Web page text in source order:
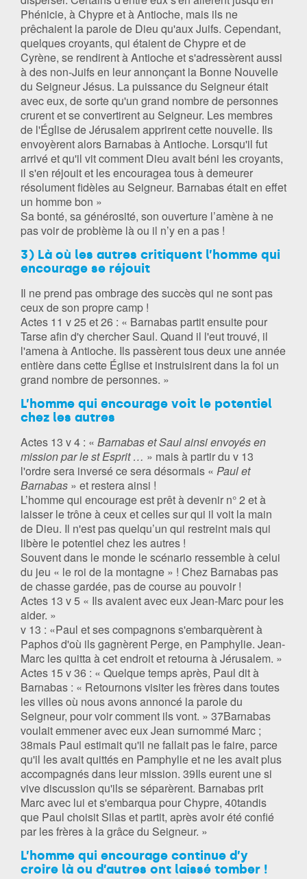
Phénicie, à Chypre et à Antioche, mais ils ne
prêchaient la parole de Dieu qu'aux Juifs. Cependant,
quelques croyants, qui étaient de Chypre et de
Cyrène, se rendirent à Antioche et s'adressèrent aussi
à des non-Juifs en leur annonçant la Bonne Nouvelle
du Seigneur Jésus. La puissance du Seigneur était
avec eux, de sorte qu'un grand nombre de personnes
crurent et se convertirent au Seigneur. Les membres
de l'Église de Jérusalem apprirent cette nouvelle. Ils
envoyèrent alors Barnabas à Antioche. Lorsqu'il fut
arrivé et qu'il vit comment Dieu avait béni les croyants,
il s'en réjouit et les encouragea tous à demeurer
résolument fidèles au Seigneur. Barnabas était en effet
un homme bon »
Sa bonté, sa générosité, son ouverture l’amène à ne
pas voir de problème là ou il n’y en a pas !
3) Là où les autres critiquent l’homme qui
encourage se réjouit
Il ne prend pas ombrage des succès qui ne sont pas
ceux de son propre camp !
Actes 11 v 25 et 26 : « Barnabas partit ensuite pour
Tarse afin d'y chercher Saul. Quand il l'eut trouvé, il
l'amena à Antioche. Ils passèrent tous deux une année
entière dans cette Église et instruisirent dans la foi un
grand nombre de personnes. »
L’homme qui encourage voit le potentiel
chez les autres
Actes 13 v 4 : « Barnabas et Saul ainsi envoyés en
mission par le st Esprit … » mais à partir du v 13
l'ordre sera inversé ce sera désormais « Paul et
Barnabas » et restera ainsi !
L’homme qui encourage est prêt à devenir n° 2 et à
laisser le trône à ceux et celles sur qui il voit la main
de Dieu. Il n'est pas quelqu’un qui restreint mais qui
libère le potentiel chez les autres !
Souvent dans le monde le scénario ressemble à celui
du jeu « le roi de la montagne » ! Chez Barnabas pas
de chasse gardée, pas de course au pouvoir !
Actes 13 v 5 « Ils avaient avec eux Jean-Marc pour les
aider. »
v 13 : «Paul et ses compagnons s'embarquèrent à
Paphos d'où ils gagnèrent Perge, en Pamphylie. Jean-
Marc les quitta à cet endroit et retourna à Jérusalem. »
Actes 15 v 36 : « Quelque temps après, Paul dit à
Barnabas : « Retournons visiter les frères dans toutes
les villes où nous avons annoncé la parole du
Seigneur, pour voir comment ils vont. » 37Barnabas
voulait emmener avec eux Jean surnommé Marc ;
38mais Paul estimait qu'il ne fallait pas le faire, parce
qu'il les avait quittés en Pamphylie et ne les avait plus
accompagnés dans leur mission. 39Ils eurent une si
vive discussion qu'ils se séparèrent. Barnabas prit
Marc avec lui et s'embarqua pour Chypre, 40tandis
que Paul choisit Silas et partit, après avoir été confié
par les frères à la grâce du Seigneur. »
L’homme qui encourage continue d’y
croire là ou d’autres ont laissé tomber !